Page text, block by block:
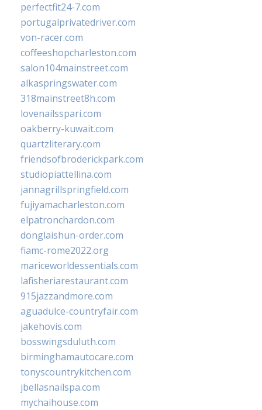
perfectfit24-7.com
portugalprivatedriver.com
von-racer.com
coffeeshopcharleston.com
salon104mainstreet.com
alkaspringswater.com
318mainstreet8h.com
lovenailsspari.com
oakberry-kuwait.com
quartzliterary.com
friendsofbroderickpark.com
studiopiattellina.com
jannagrillspringfield.com
fujiyamacharleston.com
elpatronchardon.com
donglaishun-order.com
fiamc-rome2022.org
mariceworldessentials.com
lafisheriarestaurant.com
915jazzandmore.com
aguadulce-countryfair.com
jakehovis.com
bosswingsduluth.com
birminghamautocare.com
tonyscountrykitchen.com
jbellasnailspa.com
mychaihouse.com